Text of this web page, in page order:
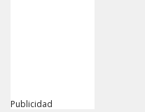
Publicidad